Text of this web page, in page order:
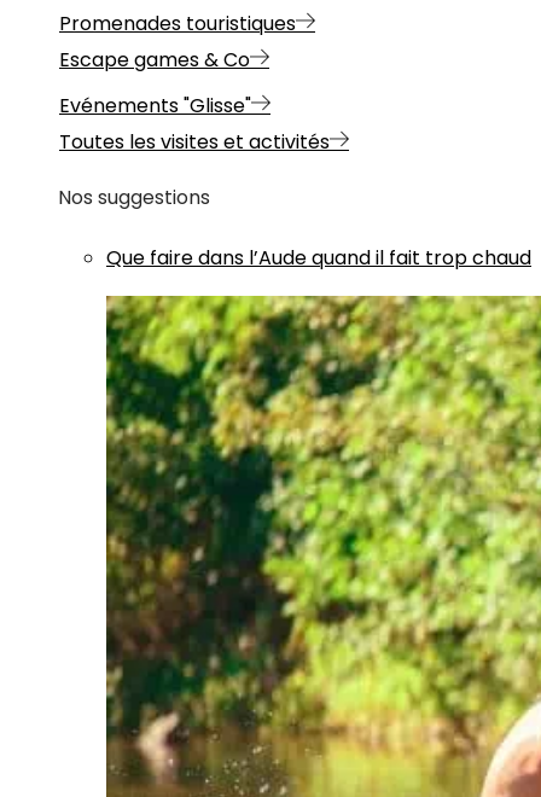
Promenades touristiques
Escape games & Co
Evénements "Glisse"
Toutes les visites et activités
Nos suggestions
Que faire dans l’Aude quand il fait trop chaud